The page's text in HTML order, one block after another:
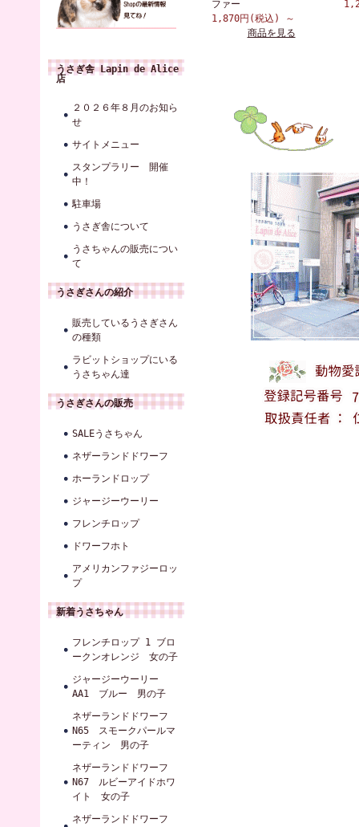
うさぎ舎 Lapin de Alice
店
２０２６年８月のお知ら
せ
サイトメニュー
スタンプラリー 開催
中！
駐車場
うさぎ舎について
うさちゃんの販売につい
て
うさぎさんの紹介
販売しているうさぎさん
の種類
ラビットショップにいる
うさちゃん達
うさぎさんの販売
SALEうさちゃん
ネザーランドドワーフ
ホーランドロップ
ジャージーウーリー
フレンチロップ
ドワーフホト
アメリカンファジーロッ
プ
新着うさちゃん
フレンチロップ 1 ブロ
ークンオレンジ 女の子
ジャージーウーリー
AA1 ブルー 男の子
ネザーランドドワーフ
N65 スモークパールマ
ーティン 男の子
ネザーランドドワーフ
N67 ルビーアイドホワ
イト 女の子
ネザーランドドワーフ
ファー
1,870円(税込)
～
商品を見る